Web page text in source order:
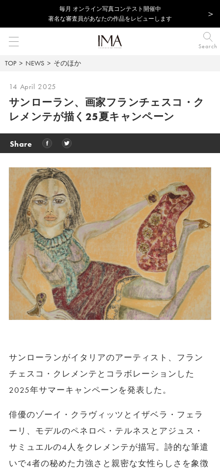
毎⽉ オンライン写真コンテスト開催中
著名な審査員があなたの作品をレビューします
Search
TOP NEWS そのほか
14 April 2025
サンローラン、画家フランチェスコ・ク
レメンテが描く25夏キャンペーン
Share
サンローランがイタリアのアーティスト、フラン
チェスコ・クレメンテとコラボレーションした
2025年サマーキャンペーンを発表した。
俳優のゾーイ・クラヴィッツとイザベラ・フェラ
ーリ、 モデルのペネロペ・テルネスとアジュス・
サミュエルの4人をクレメンテが描写。詩的な筆遣
いで4者の秘めた力強さと親密な女性らしさを象徴